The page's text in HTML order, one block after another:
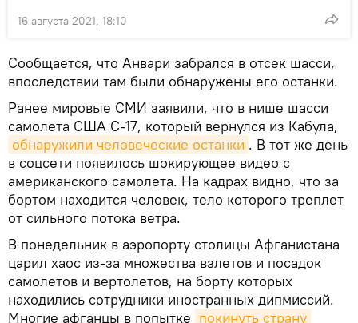
16 августа 2021, 18:10
Сообщается, что Анвари забрался в отсек шасси,
впоследствии там были обнаружены его останки.
Ранее мировые СМИ заявили, что в нише шасси
самолета США С-17, который вернулся из Кабула,
обнаружили человеческие останки . В тот же день
в соцсети появилось шокирующее видео с
американского самолета. На кадрах видно, что за
бортом находится человек, тело которого треплет
от сильного потока ветра.
В понедельник в аэропорту столицы Афганистана
царил хаос из-за множества взлетов и посадок
самолетов и вертолетов, на борту которых
находились сотрудники иностранных дипмиссий.
Многие афганцы в попытке покинуть страну